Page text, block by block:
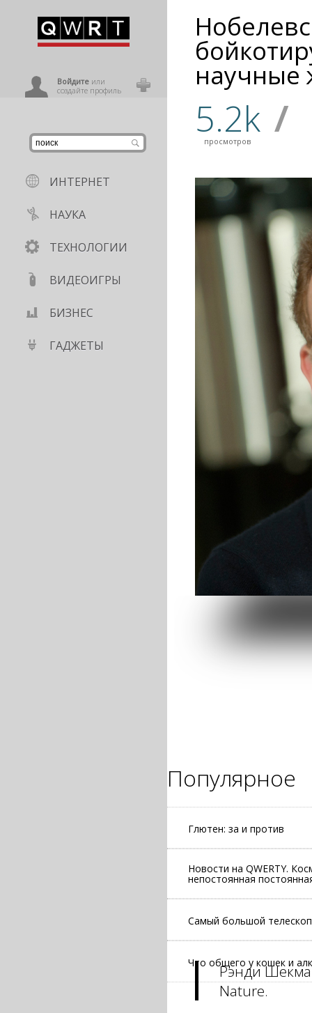
Войдитеили
создайте профиль
ИНТЕРНЕТ
НАУКА
ТЕХНОЛОГИИ
ВИДЕОИГРЫ
БИЗНЕС
ГАДЖЕТЫ
научные
5.2k
просмотров /
Популярное
Глютен: за и против
Новости на QWERTY.
непостоянная
Самый большой
Что общего у кошек и
Рэнди
Nature.